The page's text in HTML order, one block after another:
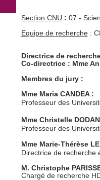
Section CNU : 07 -
Equipe de recherche:
Directrice de
Co-directrice : Mme
Membres du jury :
Mme Maria CANDEA :
Professeur des
Mme Christelle
Professeur des
Mme Marie-Thérèse
Directrice de recherche
M. Christophe
Chargé de recherche